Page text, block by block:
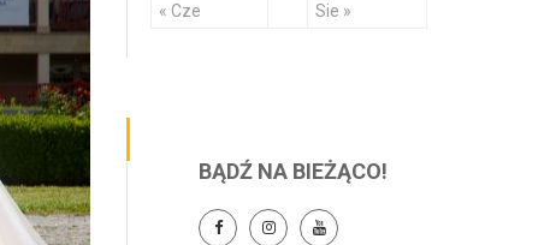
« Cze Sie »
BĄDŹ NA BIEŻĄCO!